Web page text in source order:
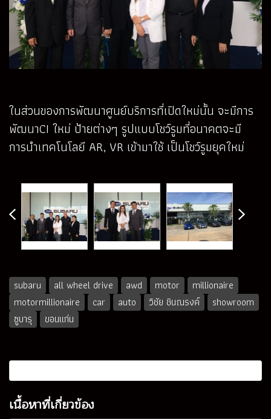
ในส่วนของการพัฒนาศูนย์บริการที่เปิดใหม่นั้น จะมีการ
พัฒนาCI ใหม่ ป้ายต่างๆ รูปแบบโชว์รูมที่อนาคตจะมี
การนำเทคโนโลยี AR, VR เข้ามาใช้ เป็นโชว์รูมยุคใหม่
subaru all wheel drive awd motor
millionaire
motormillionaire
car auto วิชัย ชินณรงค์
showroom
ซูบารุ
ขอนแก่น
เนื้อหาที่เกี่ยวข้อง